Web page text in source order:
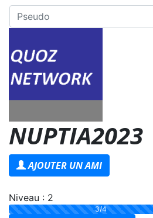
NUPTIA2023
AJOUTER UN AMI
Niveau : 2
3/4